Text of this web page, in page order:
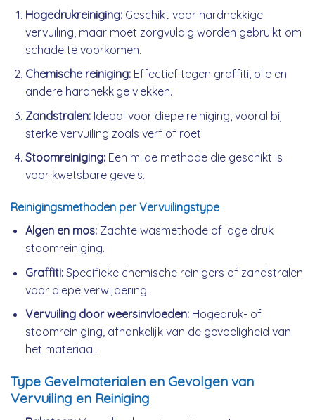
Hogedrukreiniging:Geschikt voor hardnekkige
vervuiling, maar moet zorgvuldig worden gebruikt om
schade te voorkomen.
Chemische reiniging:Effectief tegen graffiti, olie en
andere hardnekkige vlekken.
Zandstralen:Ideaal voor diepe reiniging, vooral bij
sterke vervuiling zoals verf of roet.
Stoomreiniging:Een milde methode die geschikt is
voor kwetsbare gevels.
Reinigingsmethoden per Vervuilingstype
Algen en mos:Zachte wasmethode of lage druk
stoomreiniging.
Graffiti:Specifieke chemische reinigers of zandstralen
voor diepe verwijdering.
Vervuiling door weersinvloeden:Hogedruk- of
stoomreiniging, afhankelijk van de gevoeligheid van
het materiaal.
Type Gevelmaterialen en Gevolgen van
Vervuiling en Reiniging